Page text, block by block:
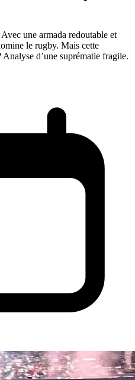
une armada redoutable et
le rugby. Mais cette
d’une suprématie fragile.